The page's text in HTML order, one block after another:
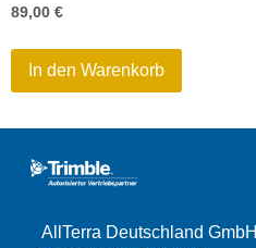
89,00 €
In den Warenkorb
AllTerra Deutschland GmbH